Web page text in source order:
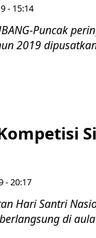
- 15:14
Puncak
2019
- 20:17
Hari Santri
di